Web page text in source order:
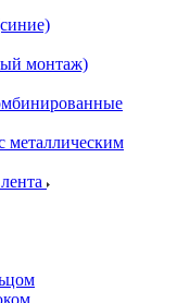
монтаж)
металлическим